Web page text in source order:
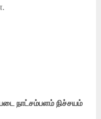
நாட்சம்பளம் நிச்சயம்